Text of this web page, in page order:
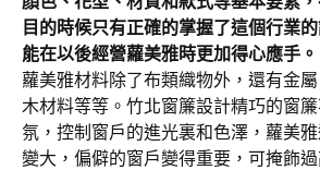
目的時候只有正確的掌握了這個行業
能在以後經營蘿美雅時更加得心應手。
蘿美雅材料除了布類織物外，還有金
木材料等等。竹北窗簾設計精巧的窗
氛，控制窗戶的進光裏和色澤，蘿美
變大，偏僻的窗戶變得重要，可掩飾